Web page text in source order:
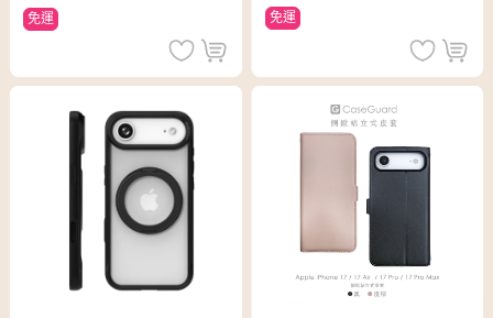
免運
免運